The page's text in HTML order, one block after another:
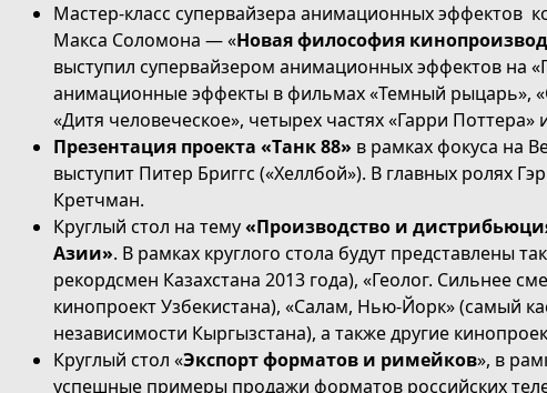
Мастер-класс супервайзера анимационных эффектов
Макса Соломона — «Новая философия
выступил супервайзером анимационных эффектов на
анимационные эффекты в фильмах «Темный рыцарь»,
«Дитя человеческое», четырех частях «Гарри Поттера»
Презентация проекта «Танк 88» в рамках фокуса на
выступит Питер Бриггс («Хеллбой»). В главных ролях
Кретчман.
Круглый стол на тему«Производство и
Азии». В рамках круглого стола будут представлены
рекордсмен Казахстана 2013 года), «Геолог. Сильнее
кинопроект Узбекистана), «Салам, Нью-Йорк» (самый
независимости Кыргызстана), а также другие
Круглый стол «Экспорт форматов и римейков», в
успешные примеры продажи форматов российских